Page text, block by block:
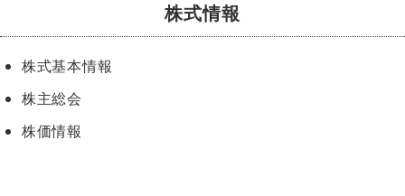
株式情報
株式基本情報
株主総会
株価情報